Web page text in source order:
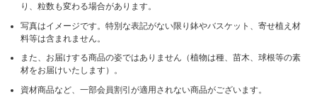
り、粒数も変わる場合があります。
写真はイメージです。特別な表記がない限り鉢やバスケット、寄せ植え材
料等は含まれません。
また、お届けする商品の姿ではありません（植物は種、苗木、球根等の素
材をお届けいたします）。
資材商品など、一部会員割引が適用されない商品がございます。